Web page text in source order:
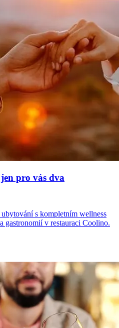
pro vás dva
s kompletním wellness
gastronomií v restauraci Coolino.